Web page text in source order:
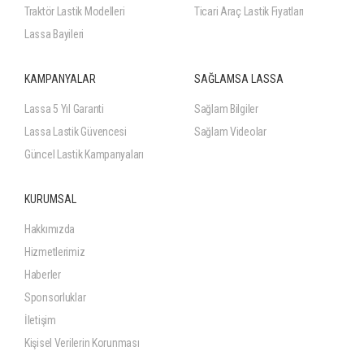
Traktör Lastik Modelleri
Lassa Bayileri
Ticari Araç Lastik Fiyatları
KAMPANYALAR
Lassa 5 Yıl Garanti
Lassa Lastik Güvencesi
Güncel Lastik Kampanyaları
SAĞLAMSA LASSA
Sağlam Bilgiler
Sağlam Videolar
KURUMSAL
Hakkımızda
Hizmetlerimiz
Haberler
Sponsorluklar
İletişim
Kişisel Verilerin Korunması